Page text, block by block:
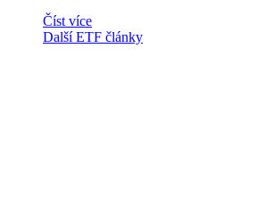
Číst více
Další ETF články